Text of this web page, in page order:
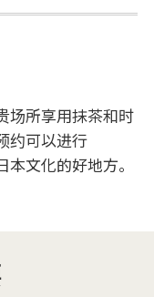
场所享用抹茶和时
约可以进行
文化的好地方。